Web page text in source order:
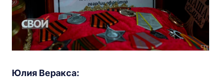
Юлия Веракса: